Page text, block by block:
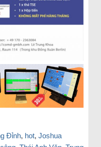
Đỉnh, hot, Joshua